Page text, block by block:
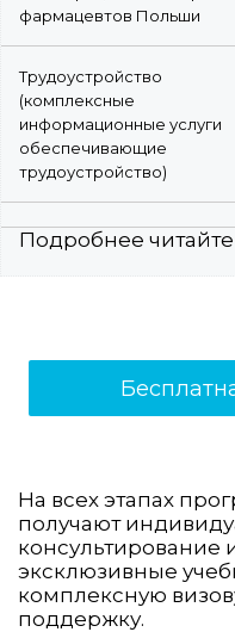
фармацевтов Польши
Трудоустройство
(комплексные
информационные услуги
обеспечивающие
трудоустройство)
Подробнее читайте
На всех этапах
получают
консультирование
эксклюзивные
комплексную
поддержку.